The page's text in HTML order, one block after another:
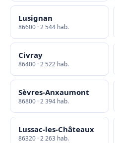
Lusignan
86600 · 2 544 hab.
Civray
86400 · 2 522 hab.
Sèvres-Anxaumont
86800 · 2 394 hab.
Lussac-les-Châteaux
86320 · 2 263 hab.